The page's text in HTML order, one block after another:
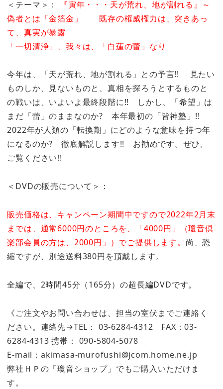
＜テーマ＞：
『寅年・・・天が荒れ、地が割れる』～
偽者とは「金箔金」 既存の権威権力は、突きあっ
て、真実が暴露
「一切清浄」、我々は、「白蓮の蕾」なり
今年は、「天が荒れ、地が割れる」との予言!! 見たい
ものしか、見ないものと、真相を探ろうとするものと
の戦いは、いよいよ最終段階に!! しかし、「希望」は
まだ「蕾」のままなのか? 本年最初の「皆神塾」!!
2022年が人類の「転換期」にどのような意味を持つ年
になるのか? 徹底解説します!! お勧めです。ぜひ、
ご覧ください!!
＜DVDの販売について＞：
販売価格は、キャンペーン期間中ですので2022年2月末
までは、通常6000円のところを、「4000円」（瓊音倶
楽部会員の方は、2000円」）でご提供します。 尚、恐
縮ですが、別途送料380円を頂戴します。
全編で、2時間45分（165分）の超長編DVDです。
《ご注文やお問い合わせは、担当の室伏までご連絡く
ださい。連絡先→TEL： 03-6284-4312 FAX：03-
6284-4313 携帯： 090-5804-5078
E-mail：akimasa-murofushi@jcom.home.ne.jp
弊社ＨＰの「瓊音ショップ」でもご購入いただけま
す。